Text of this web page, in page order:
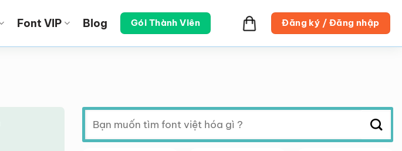
Font VIP Blog Gói Thành Viên Đăng ký / Đăng nhập
Tìm
kiếm: